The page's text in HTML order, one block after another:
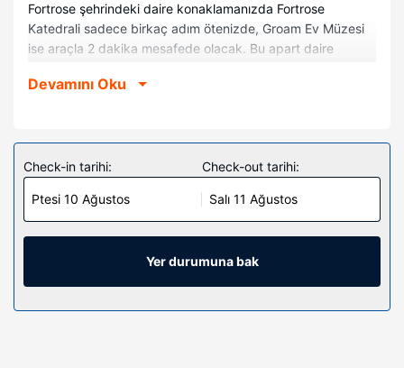
Fortrose şehrindeki daire konaklamanızda Fortrose
Katedrali sadece birkaç adım ötenizde, Groam Ev Müzesi
ise araçla 2 dakika mesafede olacak. Bu apart daire
Kalesi ile 12,7 mi (20,4 km) mesafede.
Konforunuz için daire vardır.
Devamını Oku
Check-in tarihi:
Ptesi 10 Ağustos
Check-out tarihi:
Salı 11 Ağustos
Yer durumuna bak